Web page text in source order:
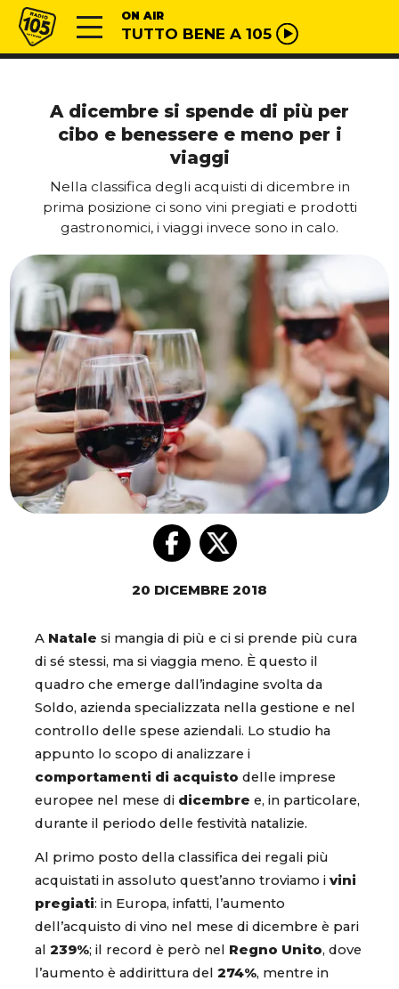
Vai al contenuto
Radio 105 ON AIR
TUTTO BENE A 105
A dicembre si spende di più per
cibo e benessere e meno per i
viaggi
Nella classifica degli acquisti di dicembre in
prima posizione ci sono vini pregiati e prodotti
gastronomici, i viaggi invece sono in calo.
20 DICEMBRE 2018
A Natale si mangia di più e ci si prende più cura
di sé stessi, ma si viaggia meno. È questo il
quadro che emerge dall’indagine svolta da
Soldo, azienda specializzata nella gestione e nel
controllo delle spese aziendali. Lo studio ha
appunto lo scopo di analizzare i
comportamenti di acquisto delle imprese
europee nel mese di dicembre e, in particolare,
durante il periodo delle festività natalizie.
Al primo posto della classifica dei regali più
acquistati in assoluto quest’anno troviamo i vini
pregiati: in Europa, infatti, l’aumento
dell’acquisto di vino nel mese di dicembre è pari
al 239%; il record è però nel Regno Unito, dove
l’aumento è addirittura del 274%, mentre in